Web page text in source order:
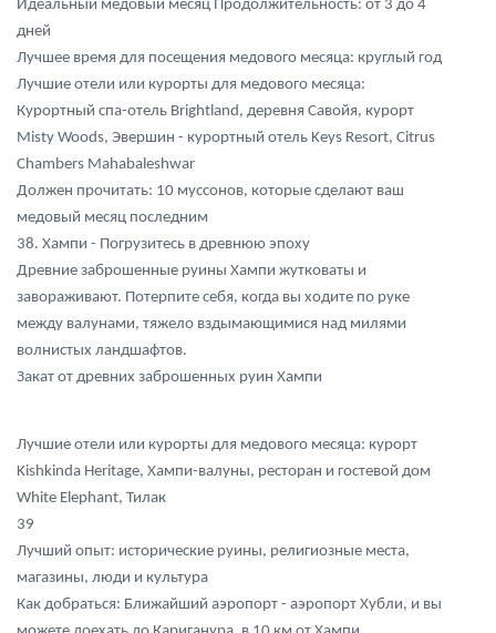
Идеальный медовый месяц Продолжительность: от 3 до 4
дней
Лучшее время для посещения медового месяца: круглый год
Лучшие отели или курорты для медового месяца:
Курортный спа-отель Brightland, деревня Савойя, курорт
Misty Woods, Эвершин - курортный отель Keys Resort, Citrus
Chambers Mahabaleshwar
Должен прочитать: 10 муссонов, которые сделают ваш
медовый месяц последним
38. Хампи - Погрузитесь в древнюю эпоху
Древние заброшенные руины Хампи жутковаты и
завораживают. Потерпите себя, когда вы ходите по руке
между валунами, тяжело вздымающимися над милями
волнистых ландшафтов.
Закат от древних заброшенных руин Хампи
Лучшие отели или курорты для медового месяца: курорт
Kishkinda Heritage, Хампи-валуны, ресторан и гостевой дом
White Elephant, Тилак
39
Лучший опыт: исторические руины, религиозные места,
магазины, люди и культура
Как добраться: Ближайший аэропорт - аэропорт Хубли, и вы